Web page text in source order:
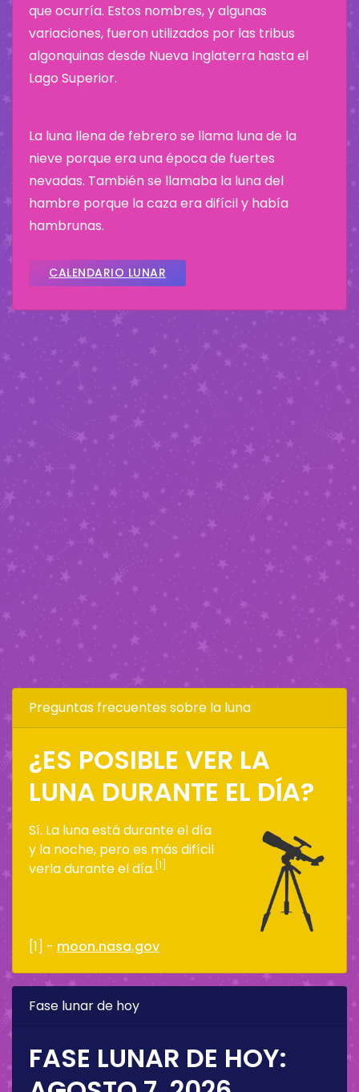
que ocurría. Estos nombres, y algunas
variaciones, fueron utilizados por las tribus
algonquinas desde Nueva Inglaterra hasta el
Lago Superior.
La luna llena de febrero se llama luna de la
nieve porque era una época de fuertes
nevadas. También se llamaba la luna del
hambre porque la caza era difícil y había
hambrunas.
CALENDARIO LUNAR
Preguntas frecuentes sobre la luna
¿ES POSIBLE VER LA
LUNA DURANTE EL DÍA?
Sí. La luna está durante el día
y la noche, pero es más difícil
verla durante el día. [1]
[1] - moon.nasa.gov
Fase lunar de hoy
FASE LUNAR DE HOY: